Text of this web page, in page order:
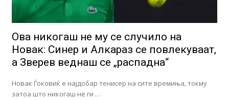
Ова никогаш не му се случило на
Новак: Синер и Алкараз се повлекуваат,
а Зверев веднаш се „распадна“
Новак Ѓоковиќ е најдобар тенисер на сите времиња, токму
затоа што никогаш не ги …